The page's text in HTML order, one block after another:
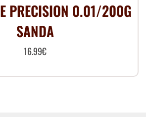
PRECISION 0.01/200G
SANDA
16.99€